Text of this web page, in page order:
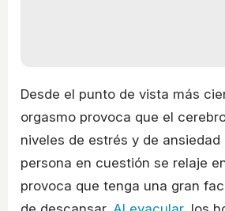
Desde el punto de vista más
orgasmo provoca que el
niveles de estrés y de ansiedad
persona en cuestión se relaje
provoca que tenga una gran